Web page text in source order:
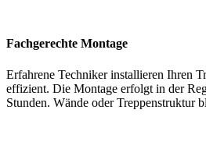
Fachgerechte Montage
Erfahrene Techniker installieren Ihren
effizient. Die Montage erfolgt in der
Stunden. Wände oder Treppenstruktur